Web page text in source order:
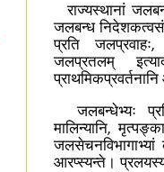
राज्यस्थानां
जलबन्ध
प्रति जलप्रवाहः,
जलप्रतलम्
जलबन्धेभ्यः
मालिन्यानि,
जलसेचनविभागाभ्यां
आरप्स्यन्ते।